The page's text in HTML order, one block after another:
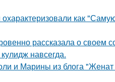
как
рассказала о своем
навсегда.
и Марины из блога